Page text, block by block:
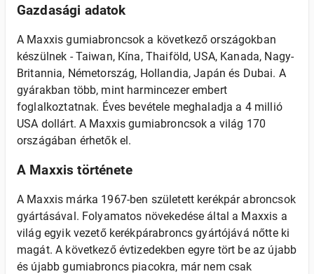
Gazdasági adatok
A Maxxis gumiabroncsok a következő országokban
készülnek - Taiwan, Kína, Thaiföld, USA, Kanada, Nagy-
Britannia, Németország, Hollandia, Japán és Dubai. A
gyárakban több, mint harmincezer embert
foglalkoztatnak. Éves bevétele meghaladja a 4 millió
USA dollárt. A Maxxis gumiabroncsok a világ 170
országában érhetők el.
A Maxxis története
A Maxxis márka 1967-ben született kerékpár abroncsok
gyártásával. Folyamatos növekedése által a Maxxis a
világ egyik vezető kerékpárabroncs gyártójává nőtte ki
magát. A következő évtizedekben egyre tört be az újabb
és újabb gumiabroncs piacokra, már nem csak